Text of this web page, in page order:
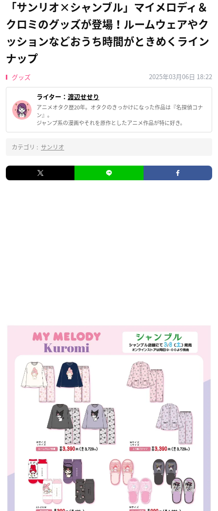
「サンリオ×シャンブル」マイメロディ＆
クロミのグッズが登場！ルームウェアやク
ッションなどおうち時間がときめくライン
ナップ
グッズ 2025年03月06日 18:22
ライター： 渡辺せせり
アニメオタク歴20年。オタクのきっかけになった作品は『名探偵コナ
ン』。
ジャンプ系の漫画やそれを原作としたアニメ作品が特に好き。
カテゴリ : サンリオ